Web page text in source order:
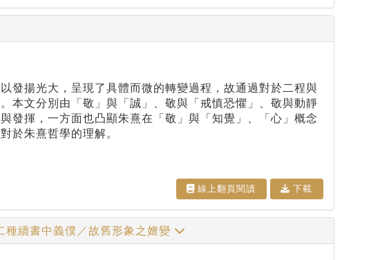
發揚光大，呈現了具體而微的轉變過程，故通過對於二程與
本文分別由「敬」與「誠」、敬與「戒慎恐懼」、敬與動靜
發揮，一方面也凸顯朱熹在「敬」與「知覺」、「心」概念
於朱熹哲學的理解。
線上翻⾴閱讀 下載
續書中義僕／故舊形象之嬗變